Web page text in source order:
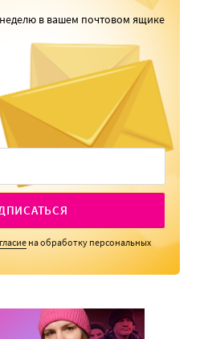
в вашем почтовом ящике
на обработку персональных